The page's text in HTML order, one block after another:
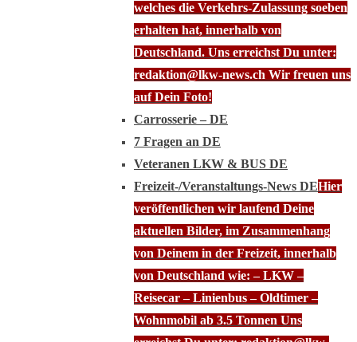
welches die Verkehrs-Zulassung soeben
erhalten hat, innerhalb von
Deutschland. Uns erreichst Du unter:
redaktion@lkw-news.ch Wir freuen uns
auf Dein Foto!
Carrosserie – DE
7 Fragen an DE
Veteranen LKW & BUS DE
Freizeit-/Veranstaltungs-News DEHier
veröffentlichen wir laufend Deine
aktuellen Bilder, im Zusammenhang
von Deinem in der Freizeit, innerhalb
von Deutschland wie: – LKW –
Reisecar – Linienbus – Oldtimer –
Wohnmobil ab 3.5 Tonnen Uns